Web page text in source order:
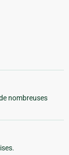
nombreuses